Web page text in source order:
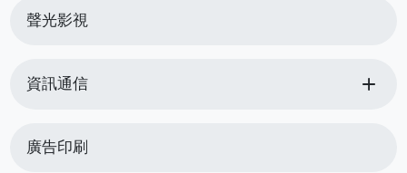
聲光影視
資訊通信 add
廣告印刷